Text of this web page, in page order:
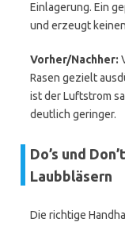
Einlagerung. Ein
und erzeugt
Vorher/Nachher:
Rasen gezielt
ist der Luftstrom
deutlich geringer.
Do’s und
Laubbläsern
Die richtige